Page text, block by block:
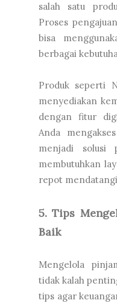
salah satu
Proses
bisa
berbagai
Produk seperti
menyediakan
dengan fitur
Anda
menjadi solusi
membutuhkan
repot
5. Tips
Baik
Mengelola
tidak kalah
tips agar